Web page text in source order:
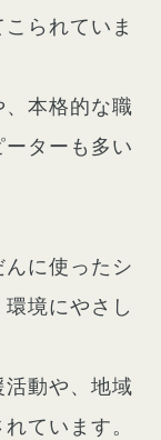
られていま
本格的な職
ターも多い
に使ったシ
境にやさし
動や、地域
ています。